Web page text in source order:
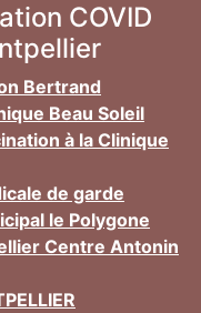
COVID
Bertrand
Beau Soleil
à la Clinique
de garde
le Polygone
Centre Antonin